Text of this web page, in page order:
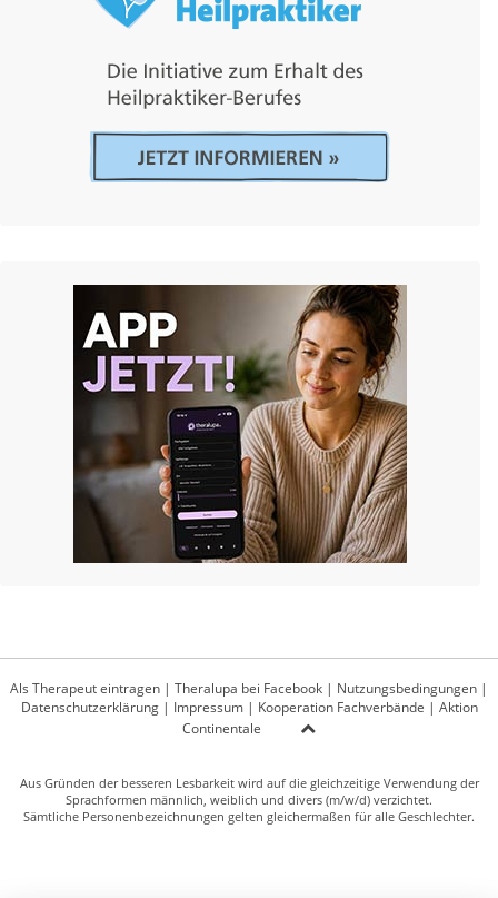
Als Therapeut eintragen | Theralupa bei Facebook | Nutzungsbedingungen |
Datenschutzerklärung| Impressum| Kooperation Fachverbände | Aktion
Continentale
Aus Gründen der besseren Lesbarkeit wird auf die gleichzeitige Verwendung der
Sprachformen männlich, weiblich und divers (m/w/d) verzichtet.
Sämtliche Personenbezeichnungen gelten gleichermaßen für alle Geschlechter.